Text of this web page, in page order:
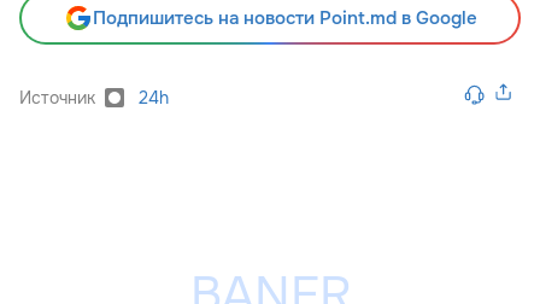
Подпишитесь на новости Point.md в Google
Источник 24h